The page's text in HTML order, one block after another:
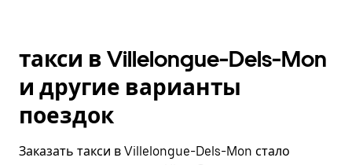
такси в Villelongue-Dels-Mon
и другие варианты
поездок
Заказать такси в Villelongue-Dels-Mon стало